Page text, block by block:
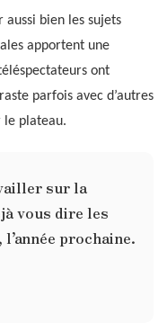
bien les sujets
apportent une
ont
parfois avec d’autres
le plateau.
sur la
vous dire les
prochaine.